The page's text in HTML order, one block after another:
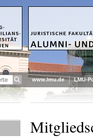
www.lmu.de LMU-